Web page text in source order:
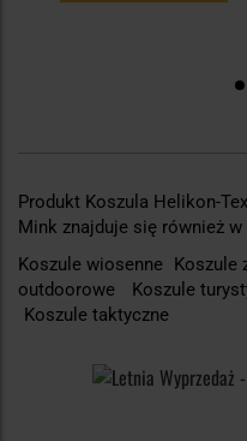
Produkt Koszula Helikon-
Mink znajduje się również
Koszule wiosenne Koszule
outdoorowe
Koszule
Koszule taktyczne